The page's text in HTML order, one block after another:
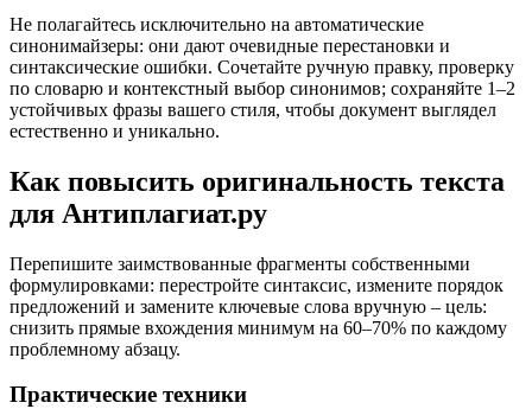
Не полагайтесь исключительно на автоматические
синонимайзеры: они дают очевидные перестановки и
синтаксические ошибки. Сочетайте ручную правку, проверку
по словарю и контекстный выбор синонимов; сохраняйте 1–2
устойчивых фразы вашего стиля, чтобы документ выглядел
естественно и уникально.
Как повысить оригинальность текста
для Антиплагиат.ру
Перепишите заимствованные фрагменты собственными
формулировками: перестройте синтаксис, измените порядок
предложений и замените ключевые слова вручную – цель:
снизить прямые вхождения минимум на 60–70% по каждому
проблемному абзацу.
Практические техники